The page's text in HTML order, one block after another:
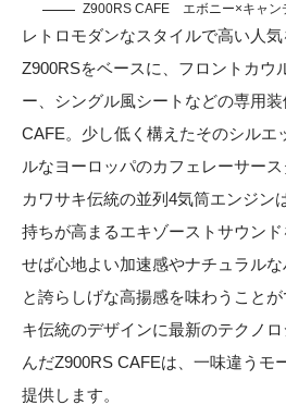
Z900RS CAFE エボニー×キャ
レトロモダンなスタイルで高い人
Z900RSをベースに、フロントカウ
ー、シングル風シートなどの専用
CAFE。少し低く構えたそのシルエ
ルなヨーロッパのカフェレーサース
カワサキ伝統の並列4気筒エンジン
持ちが高まるエキゾーストサウン
せば心地よい加速感やナチュラル
と誇らしげな高揚感を味わうこと
キ伝統のデザインに最新のテクノ
んだZ900RS CAFEは、一味違うモ
提供します。